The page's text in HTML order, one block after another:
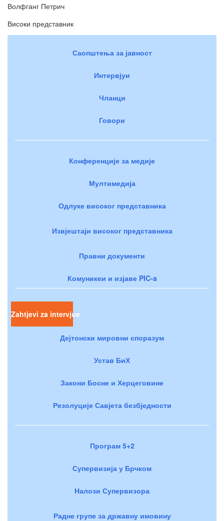
Волфганг Петрич
Високи представник
Саопштења за јавност
Интервјуи
Чланци
Говори
Конференције за медије
Мултимедија
Одлуке високог представника
Извјештаји високог представника
Правни документи
Комуникеи и изјаве PIC-a
Zahtjevi za intervjue
Дејтонски мировни споразум
Устав БиХ
Закони Босне и Херцеговине
Резолуције Савјета безбједности
Програм 5+2
Супервизија у Брчком
Налози Супервизора
Радне групе за државну имовину